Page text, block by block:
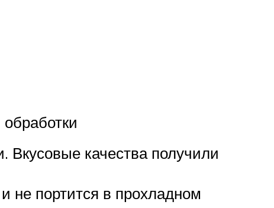
Вкусовые качества получили
не портится в прохладном